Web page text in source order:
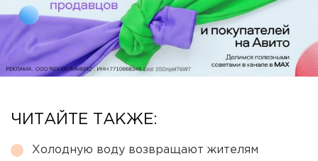
ЧИТАЙТЕ ТАКЖЕ:
Холодную воду возвращают жителям